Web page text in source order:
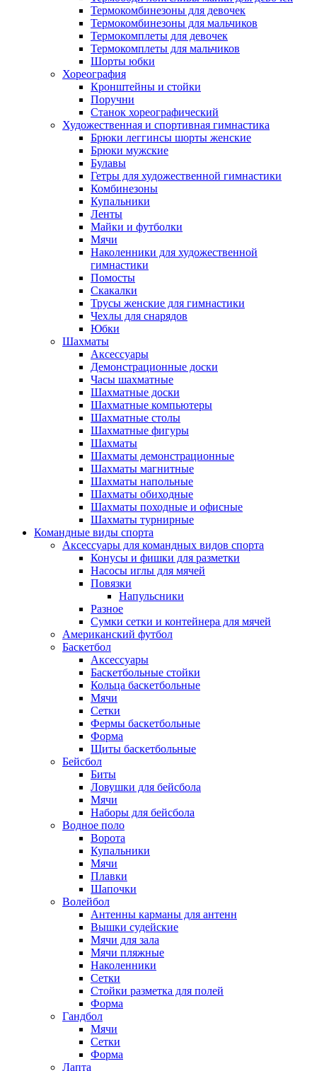
Термокомбинезоны для девочек
Термокомбинезоны для мальчиков
Термокомплеты для девочек
Термокомплеты для мальчиков
Шорты юбки
Хореография
Кронштейны и стойки
Поручни
Станок хореографический
Художественная и спортивная гимнастика
Брюки леггинсы шорты женские
Брюки мужские
Булавы
Гетры для художественной гимнастики
Комбинезоны
Купальники
Ленты
Майки и футболки
Мячи
Наколенники для художественной
гимнастики
Помосты
Скакалки
Трусы женские для гимнастики
Чехлы для снарядов
Юбки
Шахматы
Аксессуары
Демонстрационные доски
Часы шахматные
Шахматные доски
Шахматные компьютеры
Шахматные столы
Шахматные фигуры
Шахматы
Шахматы демонстрационные
Шахматы магнитные
Шахматы напольные
Шахматы обиходные
Шахматы походные и офисные
Шахматы турнирные
Командные виды спорта
Аксессуары для командных видов спорта
Конусы и фишки для разметки
Насосы иглы для мячей
Повязки
Напульсники
Разное
Сумки сетки и контейнера для мячей
Американский футбол
Баскетбол
Аксессуары
Баскетбольные стойки
Кольца баскетбольные
Мячи
Сетки
Фермы баскетбольные
Форма
Щиты баскетбольные
Бейсбол
Биты
Ловушки для бейсбола
Мячи
Наборы для бейсбола
Водное поло
Ворота
Купальники
Мячи
Плавки
Шапочки
Волейбол
Антенны карманы для антенн
Вышки судейские
Мячи для зала
Мячи пляжные
Наколенники
Сетки
Стойки разметка для полей
Форма
Гандбол
Мячи
Сетки
Форма
Лапта